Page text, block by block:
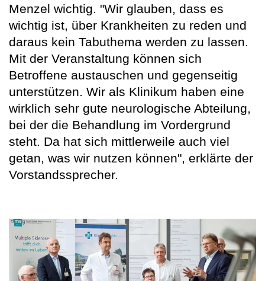
Menzel wichtig. "Wir glauben, dass es
wichtig ist, über Krankheiten zu reden und
daraus kein Tabuthema werden zu lassen.
Mit der Veranstaltung können sich
Betroffene austauschen und gegenseitig
unterstützen. Wir als Klinikum haben eine
wirklich sehr gute neurologische Abteilung,
bei der die Behandlung im Vordergrund
steht. Da hat sich mittlerweile auch viel
getan, was wir nutzen können", erklärte der
Vorstandssprecher.